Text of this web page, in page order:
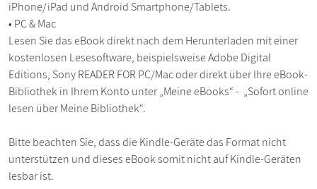
iPhone/iPad und Android Smartphone/Tablets.
• PC & Mac
Lesen Sie das eBook direkt nach dem Herunterladen mit einer
kostenlosen Lesesoftware, beispielsweise Adobe Digital
Editions, Sony READER FOR PC/Mac oder direkt über Ihre eBook-
Bibliothek in Ihrem Konto unter „Meine eBooks“ - „Sofort online
lesen über Meine Bibliothek“.
Bitte beachten Sie, dass die Kindle-Geräte das Format nicht
unterstützen und dieses eBook somit nicht auf Kindle-Geräten
lesbar ist.